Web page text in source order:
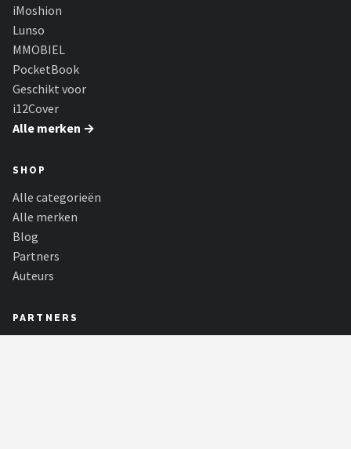
iMoshion
Lunso
MMOBIEL
PocketBook
Geschikt voor
i12Cover
Alle merken →
SHOP
Alle categorieën
Alle merken
Blog
Partners
Auteurs
PARTNERS